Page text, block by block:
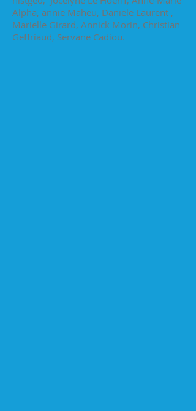
Alpha, annie Maheu, Daniele Laurent ,
Marielle Girard, Annick Morin, Christian
Geffriaud, Servane Cadiou.